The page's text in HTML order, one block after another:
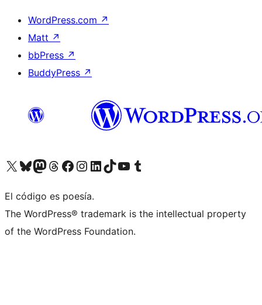
WordPress.com ↗
Matt ↗
bbPress ↗
BuddyPress ↗
Visita nuestra cuenta de X (anteriormente Twitter)
Visita nuestra cuenta de Bluesky
Visita nuestra cuenta de Mastodon
Visita nuestra cuenta de Threads
Visita nuestra página de Facebook
Visita nuestra cuenta de Instagram
Visita nuestra cuenta de LinkedIn
Visita nuestra cuenta de TikTok
Visita nuestro canal de YouTube
Visita nuestra cuenta de Tumblr
El código es poesía.
The WordPress® trademark is the intellectual property
of the WordPress Foundation.